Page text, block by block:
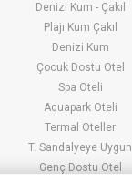
Denizi Kum - Çakıl
Plajı Kum Çakıl
Denizi Kum
Çocuk Dostu Otel
Spa Oteli
Aquapark Oteli
Termal Oteller
T. Sandalyeye Uygun
Genç Dostu Otel